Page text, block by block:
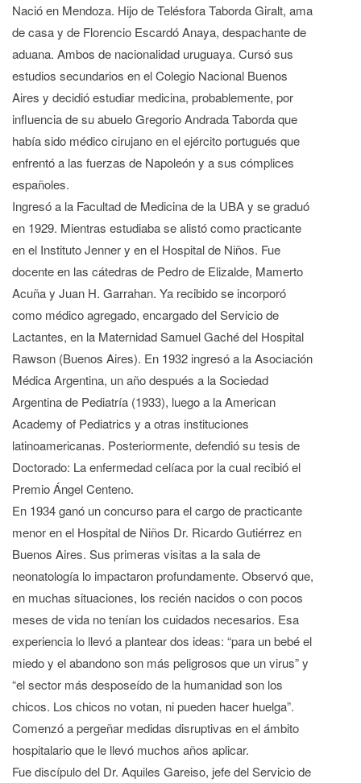
Nació en Mendoza. Hijo de Telésfora Taborda Giralt, ama
de casa y de Florencio Escardó Anaya, despachante de
aduana. Ambos de nacionalidad uruguaya. Cursó sus
estudios secundarios en el Colegio Nacional Buenos
Aires y decidió estudiar medicina, probablemente, por
influencia de su abuelo Gregorio Andrada Taborda que
había sido médico cirujano en el ejército portugués que
enfrentó a las fuerzas de Napoleón y a sus cómplices
españoles.
Ingresó a la Facultad de Medicina de la UBA y se graduó
en 1929. Mientras estudiaba se alistó como practicante
en el Instituto Jenner y en el Hospital de Niños. Fue
docente en las cátedras de Pedro de Elizalde, Mamerto
Acuña y Juan H. Garrahan. Ya recibido se incorporó
como médico agregado, encargado del Servicio de
Lactantes, en la Maternidad Samuel Gaché del Hospital
Rawson (Buenos Aires). En 1932 ingresó a la Asociación
Médica Argentina, un año después a la Sociedad
Argentina de Pediatría (1933), luego a la American
Academy of Pediatrics y a otras instituciones
latinoamericanas. Posteriormente, defendió su tesis de
Doctorado: La enfermedad celíaca por la cual recibió el
Premio Ángel Centeno.
En 1934 ganó un concurso para el cargo de practicante
menor en el Hospital de Niños Dr. Ricardo Gutiérrez en
Buenos Aires. Sus primeras visitas a la sala de
neonatología lo impactaron profundamente. Observó que,
en muchas situaciones, los recién nacidos o con pocos
meses de vida no tenían los cuidados necesarios. Esa
experiencia lo llevó a plantear dos ideas: “para un bebé el
miedo y el abandono son más peligrosos que un virus” y
“el sector más desposeído de la humanidad son los
chicos. Los chicos no votan, ni pueden hacer huelga”.
Comenzó a pergeñar medidas disruptivas en el ámbito
hospitalario que le llevó muchos años aplicar.
Fue discípulo del Dr. Aquiles Gareiso, jefe del Servicio de